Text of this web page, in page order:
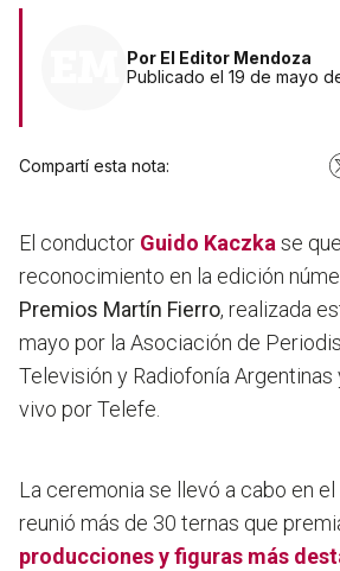
Por El Editor Mendoza
Publicado el 19 de mayo
Compartí esta nota:
El conductor Guido Kaczka se
reconocimiento en la edición
Premios Martín Fierro, realizada
mayo por la Asociación de
Televisión y Radiofonía
vivo por Telefe.
La ceremonia se llevó a cabo en
reunió más de 30 ternas que
producciones y figuras más